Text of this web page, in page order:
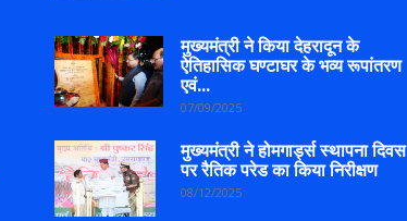
मुख्यमंत्री ने किया देहरादून के
ऐतिहासिक घण्टाघर के भव्य रूपांतरण
एवं...
07/09/2025
मुख्यमंत्री ने होमगार्ड्स स्थापना दिवस
पर रैतिक परेड का किया निरीक्षण
08/12/2025